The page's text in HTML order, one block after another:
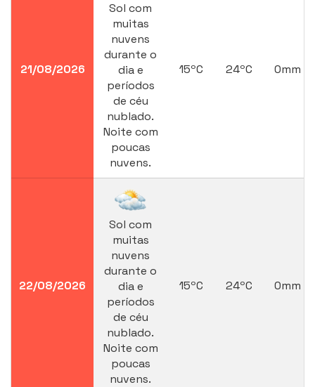
21/08/2026
Sol com
muitas
nuvens
durante o
dia e
períodos
de céu
nublado.
Noite com
poucas
nuvens.
15ºC 24ºC 0mm
22/08/2026
Sol com
muitas
nuvens
durante o
dia e
períodos
de céu
nublado.
Noite com
poucas
nuvens.
15ºC 24ºC 0mm